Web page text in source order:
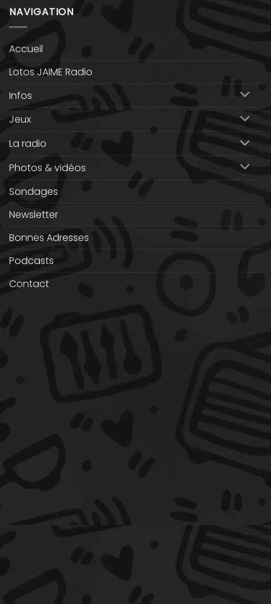
NAVIGATION
Accueil
Lotos JAIME Radio
Infos
Jeux
La radio
Photos & vidéos
Sondages
Newsletter
Bonnes Adresses
Podcasts
Contact